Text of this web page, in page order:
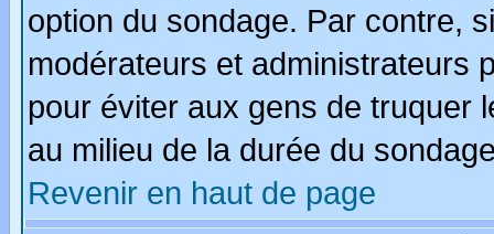
option du sondage. Par contre,
modérateurs et administrateurs
pour éviter aux gens de truquer
au milieu de la durée du
Revenir en haut de page